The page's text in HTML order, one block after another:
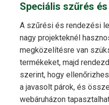
Speciális szűrés
A szűrési és rendezési
nagy projekteknél
megközelítésre van
termékeket, majd
szerint, hogy
a javasolt párok, és
webáruházon